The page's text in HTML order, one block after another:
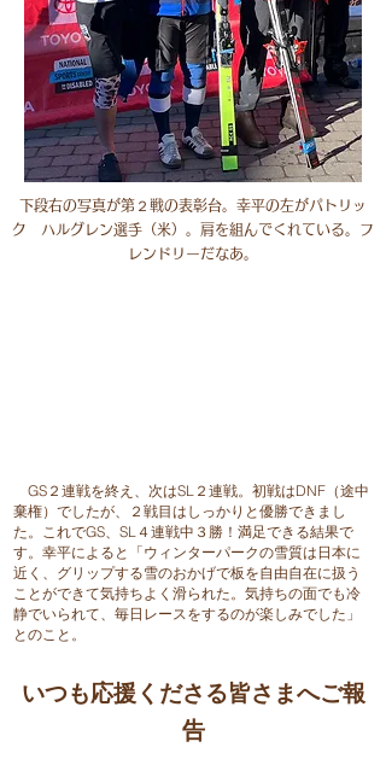
​下段右の写真が第２戦の表彰台。幸平の左がパトリッ
ク ハルグレン選手（米）。肩を組んでくれている。フ
レンドリーだなあ。
GS２連戦を終え、次はSL２連戦。初戦はDNF（途中
棄権）でしたが、２戦目はしっかりと優勝できまし
た。これでGS、SL４連戦中３勝！満足できる結果で
す。幸平によると「ウィンターパークの雪質は日本に
近く、グリップする雪のおかげで板を自由自在に扱う
ことができて気持ちよく滑られた。気持ちの面でも冷
静でいられて、毎日レースをするのが楽しみでした」
とのこと。
いつも応援くださる皆さまへご報
告